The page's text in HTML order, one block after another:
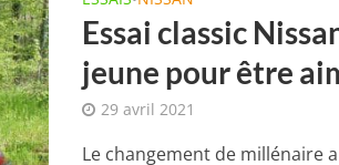
Essai classic
jeune pour être
29 avril 2021
Le changement de millénaire a